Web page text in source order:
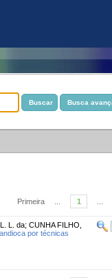
Primeira 1
L. da; CUNHA FILHO,
por técnicas